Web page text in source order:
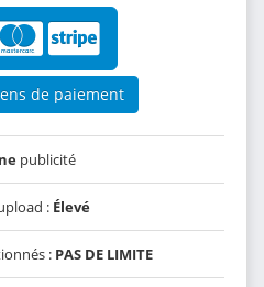
de paiement
publicité
: Élevé
: PAS DE LIMITE